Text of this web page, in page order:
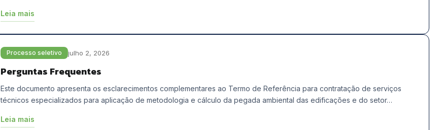
Leia mais
Processo seletivo julho 2, 2026
Perguntas Frequentes
Este documento apresenta os esclarecimentos complementares ao Termo de Referência para contratação de serviços
técnicos especializados para aplicação de metodologia e cálculo da pegada ambiental das edificações e do setor…
Leia mais